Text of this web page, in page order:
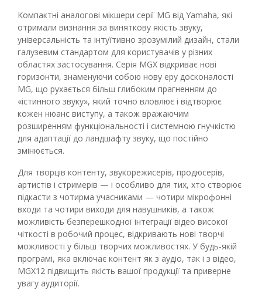
Компактні аналогові мікшери серії MG від Yamaha, які
отримали визнання за виняткову якість звуку,
універсальність та інтуїтивно зрозумілий дизайн, стали
галузевим стандартом для користувачів у різних
областях застосування. Серія MGX відкриває нові
горизонти, знаменуючи собою нову еру досконалості
MG, що рухається більш глибоким прагненням до
«істинного звуку», який точно вловлює і відтворює
кожен нюанс виступу, а також вражаючим
розширенням функціональності і системною гнучкістю
для адаптації до ландшафту звуку, що постійно
змінюється.
Для творців контенту, звукорежисерів, продюсерів,
артистів і стримерів — і особливо для тих, хто створює
підкасти з чотирма учасниками — чотири мікрофонні
входи та чотири виходи для навушників, а також
можливість безперешкодної інтеграції відео високої
чіткості в робочий процес, відкривають нові творчі
можливості у більш творчих можливостях. У будь-якій
програмі, яка включає контент як з аудіо, так і з відео,
MGX12 підвищить якість вашої продукції та приверне
увагу аудиторії.